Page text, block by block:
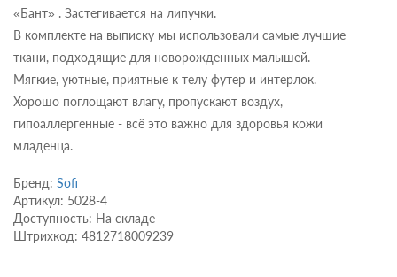
«Бант» . Застегивается на липучки.
В комплекте на выписку мы использовали самые лучшие
ткани, подходящие для новорожденных малышей.
Мягкие, уютные, приятные к телу футер и интерлок.
Хорошо поглощают влагу, пропускают воздух,
гипоаллергенные - всё это важно для здоровья кожи
младенца.
Бренд: Sofi
Артикул: 5028-4
Доступность: На складе
Штрихкод: 4812718009239